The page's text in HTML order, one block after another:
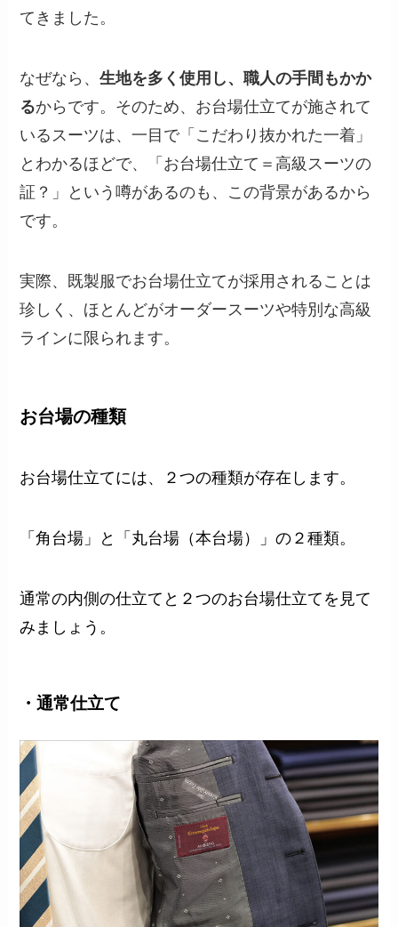
てきました。
なぜなら、生地を多く使用し、職人の手間もかか
るからです。そのため、お台場仕立てが施されて
いるスーツは、一目で「こだわり抜かれた一着」
とわかるほどで、「お台場仕立て＝高級スーツの
証？」という噂があるのも、この背景があるから
です。
実際、既製服でお台場仕立てが採用されることは
珍しく、ほとんどがオーダースーツや特別な高級
ラインに限られます。
お台場の種類
お台場仕立てには、２つの種類が存在します。
「角台場」と「丸台場（本台場）」の２種類。
通常の内側の仕立てと２つのお台場仕立てを見て
みましょう。
・通常仕立て